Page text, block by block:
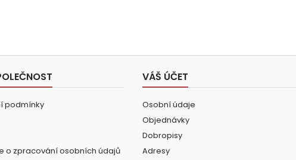
podmínky
o zpracování osobních údajů
VÁŠ ÚČET
Osobní údaje
Objednávky
Dobropisy
Adresy